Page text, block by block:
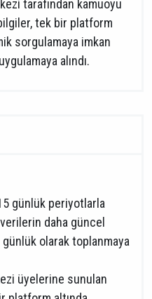
tarafından kamuoyu
tek bir platform
sorgulamaya imkan
alındı.
günlük periyotlarla
daha güncel
olarak toplanmaya
üyelerine sunulan